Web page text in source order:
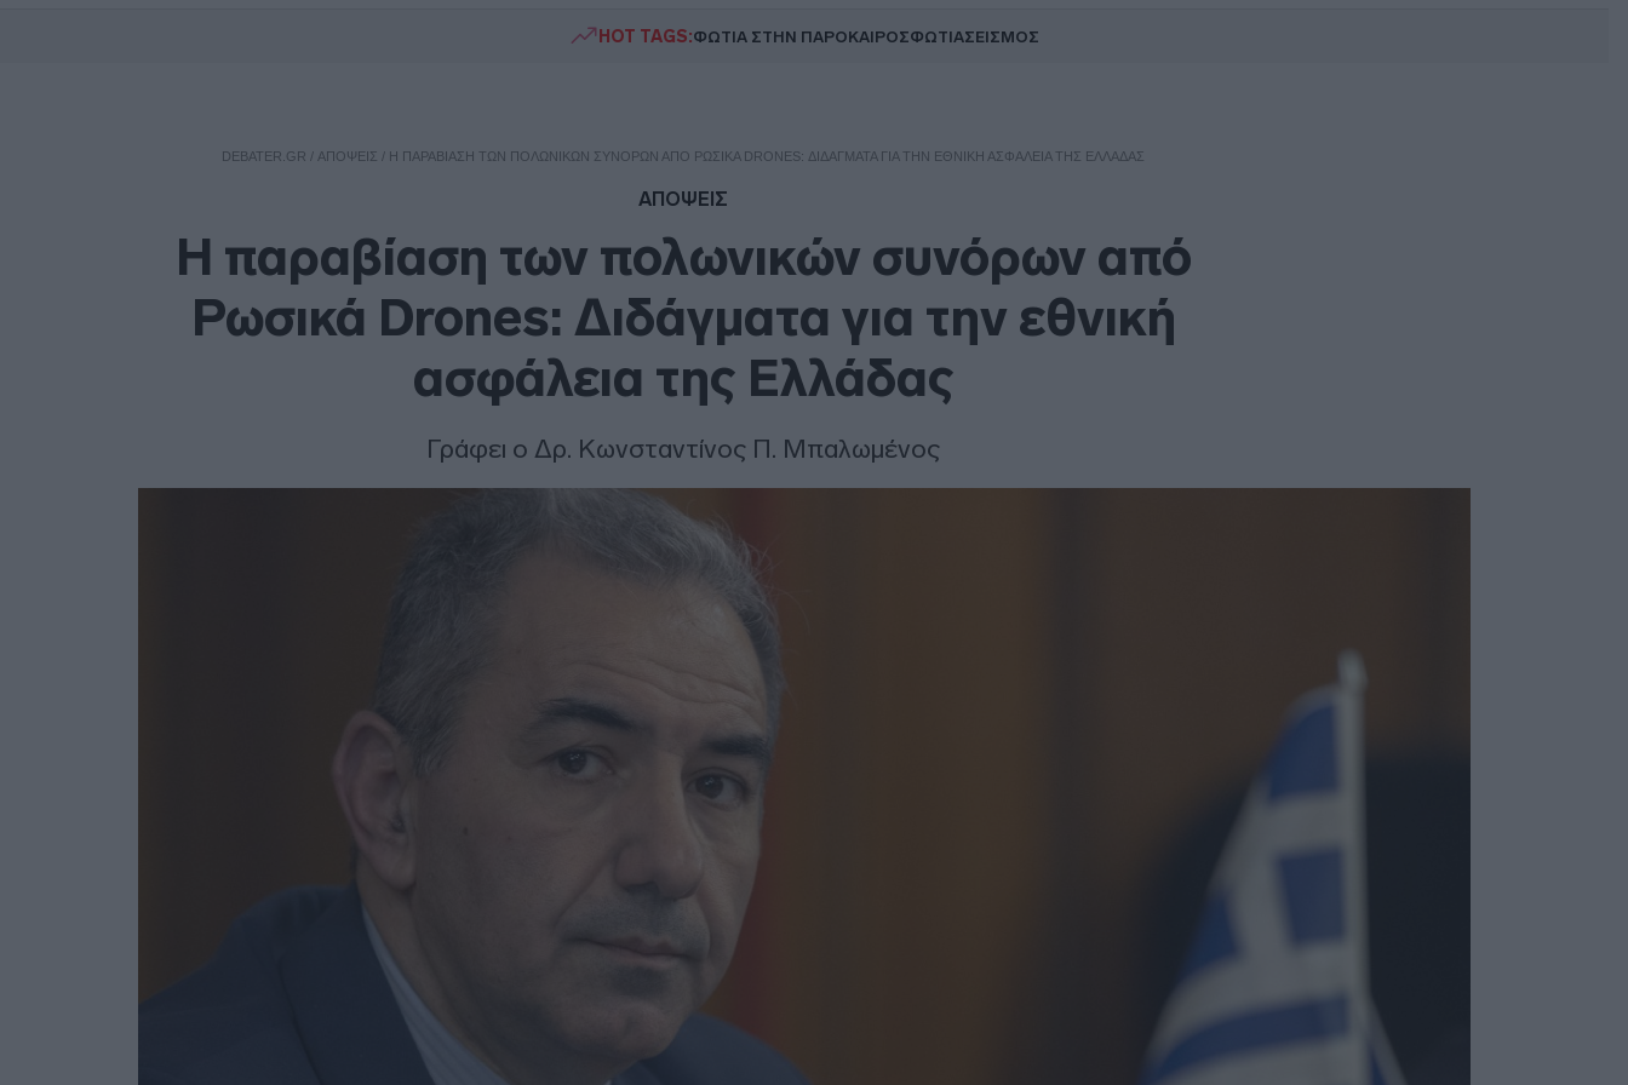
HOT TAGS:ΦΩΤΙΑ ΣΤΗΝ ΠΑΡΟΚΑΙΡΟΣΦΩΤΙΑΣΕΙΣΜΟΣ
DEBATER.GR / ΑΠΟΨΕΙΣ / Η ΠΑΡΑΒΊΑΣΗ ΤΩΝ ΠΟΛΩΝΙΚΏΝ ΣΥΝΌΡΩΝ ΑΠΌ ΡΩΣΙΚΆ DRONES: ΔΙΔΆΓΜΑΤΑ ΓΙΑ ΤΗΝ ΕΘΝΙΚΉ ΑΣΦΆΛΕΙΑ ΤΗΣ ΕΛΛΆΔΑΣ
ΑΠΟΨΕΙΣ
Η παραβίαση των πολωνικών συνόρων από
Ρωσικά Drones: Διδάγματα για την εθνική
ασφάλεια της Ελλάδας
Γράφει ο Δρ. Κωνσταντίνος Π. Μπαλωμένος